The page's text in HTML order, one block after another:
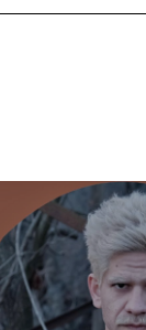
page